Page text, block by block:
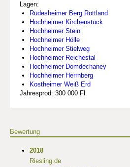
Lagen:
Rüdesheimer Berg Rottland
Hochheimer Kirchenstück
Hochheimer Stein
Hochheimer Hölle
Hochheimer Stielweg
Hochheimer Reichestal
Hochheimer Domdechaney
Hochheimer Herrnberg
Kostheimer Weiß Erd
Jahresprod: 300 000 Fl.
Bewertung
2018
Riesling.de